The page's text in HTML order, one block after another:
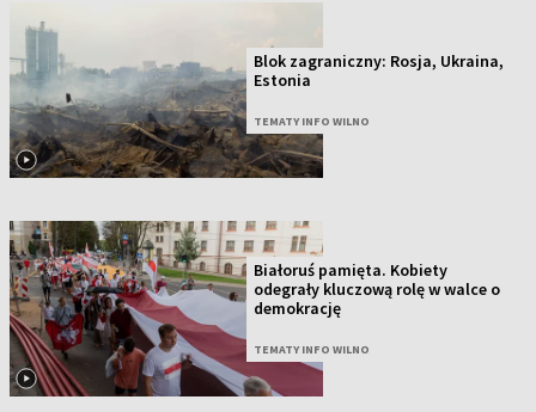
Blok zagraniczny: Rosja, Ukraina,
Estonia
TEMATY INFO WILNO
Białoruś pamięta. Kobiety
odegrały kluczową rolę w walce o
demokrację
TEMATY INFO WILNO